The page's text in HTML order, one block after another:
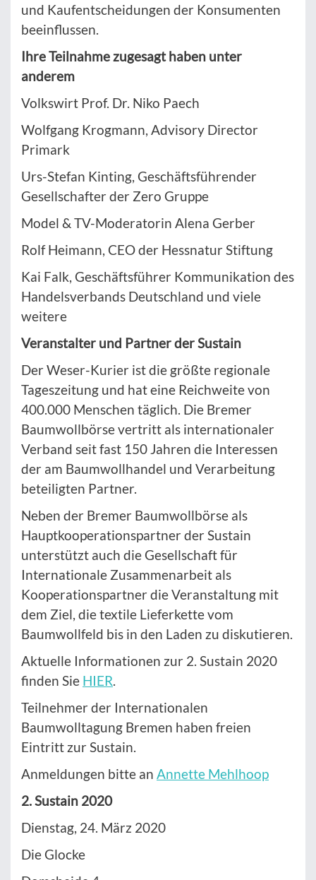
und Kaufentscheidungen der Konsumenten
beeinflussen.
Ihre Teilnahme zugesagt haben unter
anderem
Volkswirt Prof. Dr. Niko Paech
Wolfgang Krogmann, Advisory Director
Primark
Urs-Stefan Kinting, Geschäftsführender
Gesellschafter der Zero Gruppe
Model & TV-Moderatorin Alena Gerber
Rolf Heimann, CEO der Hessnatur Stiftung
Kai Falk, Geschäftsführer Kommunikation des
Handelsverbands Deutschland und viele
weitere
Veranstalter und Partner der Sustain
Der Weser-Kurier ist die größte regionale
Tageszeitung und hat eine Reichweite von
400.000 Menschen täglich. Die Bremer
Baumwollbörse vertritt als internationaler
Verband seit fast 150 Jahren die Interessen
der am Baumwollhandel und Verarbeitung
beteiligten Partner.
Neben der Bremer Baumwollbörse als
Hauptkooperationspartner der Sustain
unterstützt auch die Gesellschaft für
Internationale Zusammenarbeit als
Kooperationspartner die Veranstaltung mit
dem Ziel, die textile Lieferkette vom
Baumwollfeld bis in den Laden zu diskutieren.
Aktuelle Informationen zur 2. Sustain 2020
finden Sie HIER.
Teilnehmer der Internationalen
Baumwolltagung Bremen haben freien
Eintritt zur Sustain.
Anmeldungen bitte an Annette Mehlhoop
2. Sustain 2020
Dienstag, 24. März 2020
Die Glocke